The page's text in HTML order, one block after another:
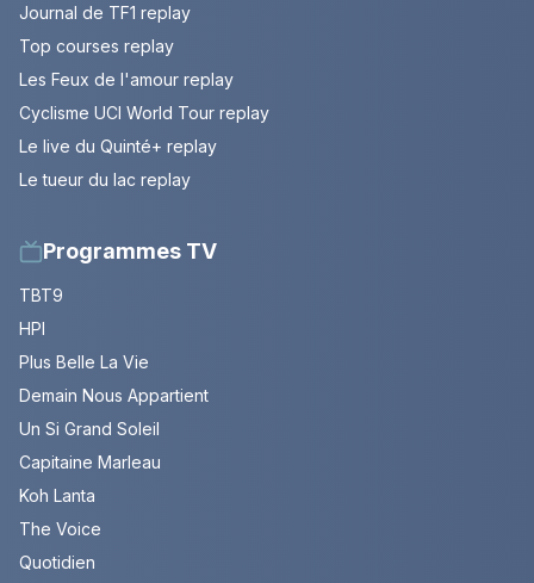
Journal de TF1 replay
Top courses replay
Les Feux de l'amour replay
Cyclisme UCI World Tour replay
Le live du Quinté+ replay
Le tueur du lac replay
Programmes TV
TBT9
HPI
Plus Belle La Vie
Demain Nous Appartient
Un Si Grand Soleil
Capitaine Marleau
Koh Lanta
The Voice
Quotidien